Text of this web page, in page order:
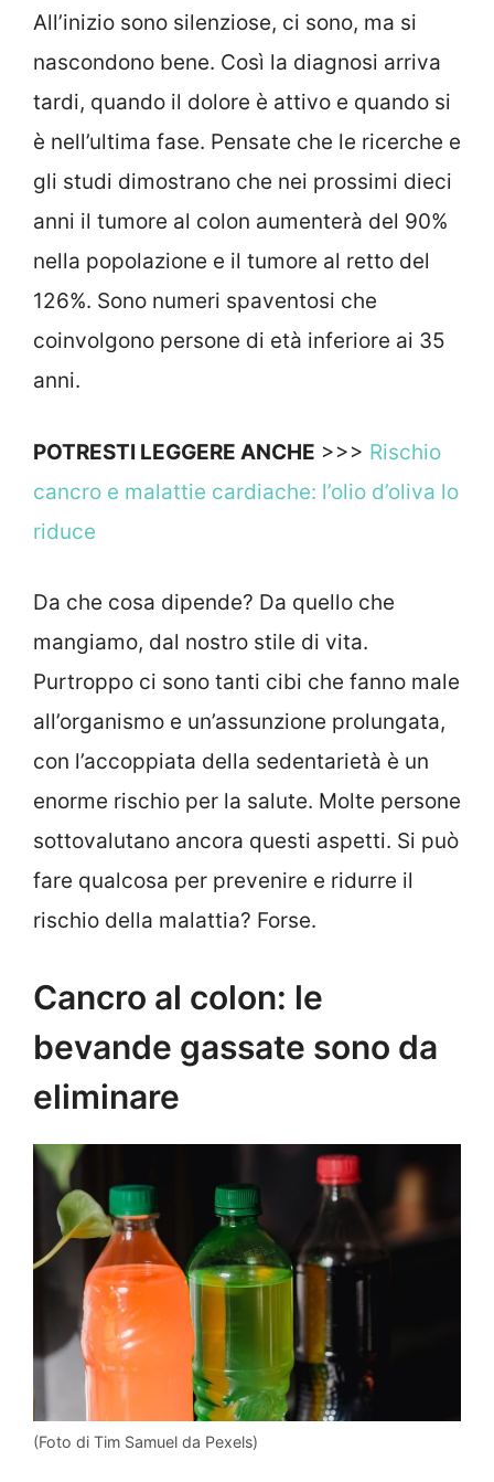
All’inizio sono silenziose, ci sono, ma si
nascondono bene. Così la diagnosi arriva
tardi, quando il dolore è attivo e quando si
è nell’ultima fase. Pensate che le ricerche e
gli studi dimostrano che nei prossimi dieci
anni il tumore al colon aumenterà del 90%
nella popolazione e il tumore al retto del
126%. Sono numeri spaventosi che
coinvolgono persone di età inferiore ai 35
anni.
POTRESTI LEGGERE ANCHE >>> Rischio
cancro e malattie cardiache: l’olio d’oliva lo
riduce
Da che cosa dipende? Da quello che
mangiamo, dal nostro stile di vita.
Purtroppo ci sono tanti cibi che fanno male
all’organismo e un’assunzione prolungata,
con l’accoppiata della sedentarietà è un
enorme rischio per la salute. Molte persone
sottovalutano ancora questi aspetti. Si può
fare qualcosa per prevenire e ridurre il
rischio della malattia? Forse.
Cancro al colon: le
bevande gassate sono da
eliminare
(Foto di Tim Samuel da Pexels)